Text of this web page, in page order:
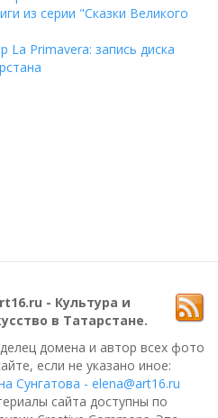
из серии "Сказки Великого
La Primavera: запись диска
- Культура и
в Татарстане.
домена и автор всех фото
если не указано иное:
Сунгатова - elena@art16.ru
сайта доступны по